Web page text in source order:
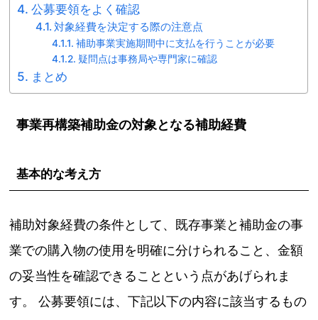
公募要領をよく確認
対象経費を決定する際の注意点
補助事業実施期間中に支払を行うことが必要
疑問点は事務局や専門家に確認
まとめ
事業再構築補助金の対象となる補助経費
基本的な考え方
補助対象経費の条件として、既存事業と補助金の事
業での購入物の使用を明確に分けられること、金額
の妥当性を確認できることという点があげられま
す。 公募要領には、下記以下の内容に該当するもの